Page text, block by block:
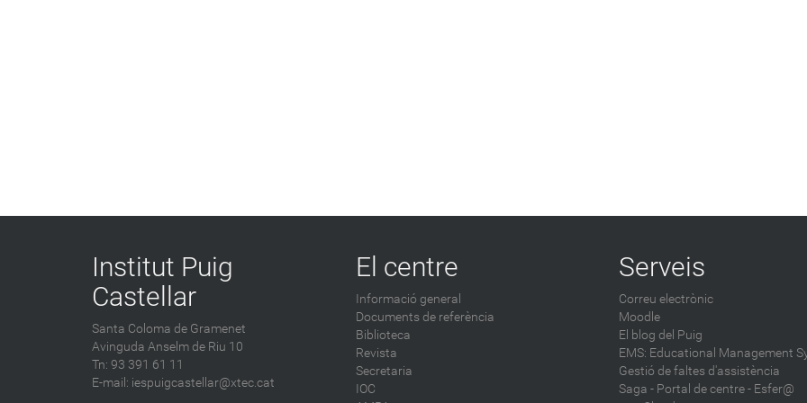
Institut Puig
Castellar
Santa Coloma de Gramenet
Avinguda Anselm de Riu 10
Tn: 93 391 61 11
E-mail: iespuigcastellar@xtec.cat
El centre
Informació general
Documents de referència
Biblioteca
Revista
Secretaria
IOC
Serveis
Correu electrònic
Moodle
El blog del Puig
EMS: Educational Management
Gestió de faltes d'assistència
Saga - Portal de centre - Esfer@